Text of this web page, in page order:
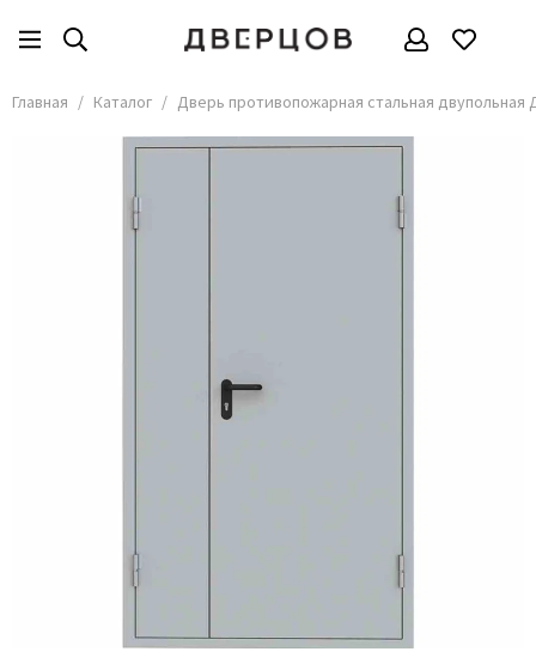
Главная Каталог Дверь противопожарная стальная двупольная